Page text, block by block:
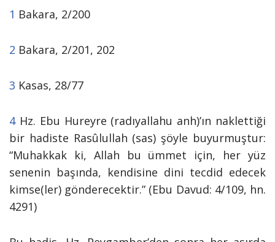
1 Bakara, 2/200
2 Bakara, 2/201, 202
3 Kasas, 28/77
4Hz. Ebu Hureyre (radıyallahu anh)’ın naklettiği
bir hadiste Rasûlullah (sas) şöyle buyurmuştur:
“Muhakkak ki, Allah bu ümmet için, her yüz
senenin başında, kendisine dini tecdid edecek
kimse(ler) gönderecektir.” (Ebu Davud: 4/109, hn.
4291)